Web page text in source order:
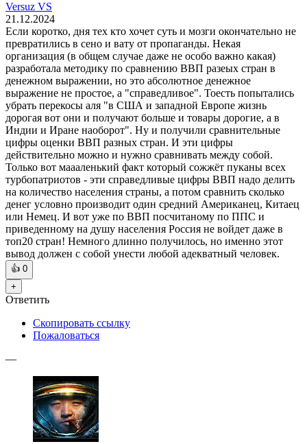
Versuz VS
21.12.2024
Если коротко, дня тех кто хочет суть и мозги окончательно не
превратились в сено и вату от пропаганды. Некая
организация (в общем случае даже не особо важно какая)
разработала методику по сравнению ВВП разеых стран в
денежном выражении, но это абсолютное денежное
выражение не простое, а "справедливое". Тоесть попытались
убрать перекосы аля "в США и западной Европе жизнь
дорогая вот они и получают больше и товары дорогие, а в
Индии и Иране наоборот". Ну и получили сравнительные
цифры оценки ВВП разных стран. И эти цифры
действительно можно и нужно сравнивать между собой.
Только вот маааленький факт который сожжёт пуканы всех
турбопатриотов - эти справедливые цифры ВВП надо делить
на количество населения страны, а потом сравнить сколько
денег условно производит один средний Американец, Китаец
или Немец. И вот уже по ВВП посчитаному по ППС и
приведенному на душу населения Россия не войдет даже в
топ20 стран! Немного длинно получилось, но именно этот
вывод должен с собой унести любой адекватный человек.
👍 0
+
Ответить
Скопировать ссылку
Пожаловаться
—